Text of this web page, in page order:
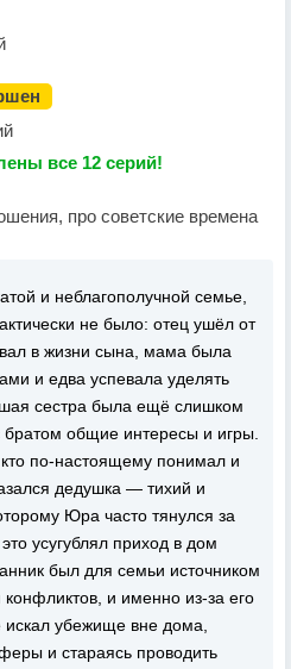
все 12 серий!
про советские времена
и неблагополучной семье,
не было: отец ушёл от
в жизни сына, мама была
и едва успевала уделять
сестра была ещё слишком
общие интересы и игры.
по-настоящему понимал и
дедушка — тихий и
Юра часто тянулся за
усугублял приход в дом
был для семьи источником
и именно из-за его
убежище вне дома,
и стараясь проводить